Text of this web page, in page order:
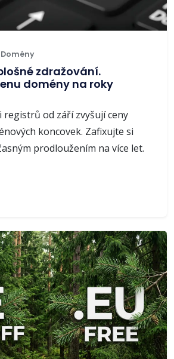
Domény
zdražování.
domény na roky
registrů od září zvyšují ceny
koncovek. Zafixujte si
prodloužením na více let.